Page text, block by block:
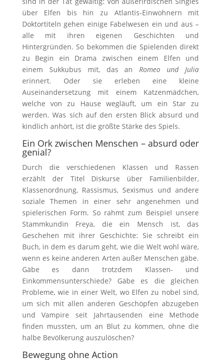
über Elfen bis hin zu Atlantis-Einwohnern mit
Doktortiteln gehen einige Fabelwesen ein und aus –
alle mit ihren eigenen Geschichten und
Hintergründen. So bekommen die Spielenden direkt
zu Begin ein Drama zwischen einem Elfen und
einem Sukkubus mit, das anRomeo und Julia
erinnert. Oder sie erleben eine kleine
Auseinandersetzung mit einem Katzenmädchen,
welche von zu Hause wegläuft, um ein Star zu
werden. Was sich auf den ersten Blick absurd und
kindlich anhört, ist die größte Stärke des Spiels.
Ein Ork zwischen Menschen – absurd oder
genial?
Durch die verschiedenen Klassen und Rassen
erzählt der Titel Diskurse über Familienbilder,
Klassenordnung, Rassismus, Sexismus und andere
soziale Themen in einer sehr angenehmen und
spielerischen Form. So rahmt zum Beispiel unsere
Stammkundin Freya, die ein Mensch ist, das
Geschehen mit ihrer Geschichte: Sie schreibt ein
Buch, in dem es darum geht, wie die Welt wohl wäre,
wenn es keine anderen Arten außer Menschen gäbe.
Gäbe es dann trotzdem Klassen- und
Einkommensunterschiede? Gäbe es die gleichen
Probleme, wie in einer Welt, wo Elfen zu nobel sind,
um sich mit allen anderen Geschöpfen abzugeben
und Vampire seit Jahrtausenden eine Methode
finden mussten, um an Blut zu kommen, ohne die
halbe Bevölkerung auszulöschen?
Bewegung ohne Action